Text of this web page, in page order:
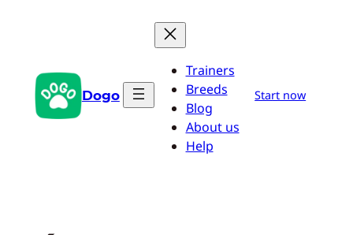
Dogo
Trainers
Breeds
Blog
About us
Help
Start now